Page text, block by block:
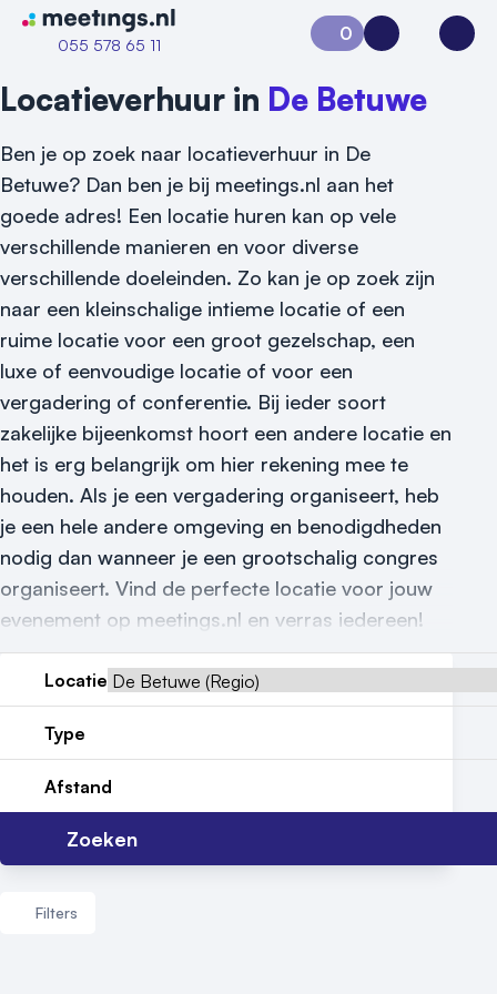
Naar home van Meetings
055 578 65 11
Vraag locatie aan
Locatiegids
Meld locatie aan
Nieuws
Reviews (5⭐️)
Contact
0
Aanvraag 0Inloggen
Locatieverhuur in De Betuwe
Ben je op zoek naar locatieverhuur in De
Betuwe? Dan ben je bij meetings.nl aan het
goede adres! Een locatie huren kan op vele
verschillende manieren en voor diverse
verschillende doeleinden. Zo kan je op zoek zijn
naar een kleinschalige intieme locatie of een
ruime locatie voor een groot gezelschap, een
luxe of eenvoudige locatie of voor een
vergadering of conferentie. Bij ieder soort
zakelijke bijeenkomst hoort een andere locatie en
het is erg belangrijk om hier rekening mee te
houden. Als je een vergadering organiseert, heb
je een hele andere omgeving en benodigdheden
nodig dan wanneer je een grootschalig congres
organiseert. Vind de perfecte locatie voor jouw
evenement op meetings.nl en verras iedereen!
Locatie
Type
Afstand
Zoeken
Filters